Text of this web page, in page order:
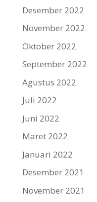
Desember 2022
November 2022
Oktober 2022
September 2022
Agustus 2022
Juli 2022
Juni 2022
Maret 2022
Januari 2022
Desember 2021
November 2021